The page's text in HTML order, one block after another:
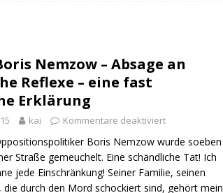
Nemzow – Absage an
Reflexe – eine fast
Erklärung
kai Kommentare deaktiviert
Boris Nemzow wurde soeben
Straße gemeuchelt. Eine schändliche Tat! Ich
jede Einschränkung! Seiner Familie, seinen
die durch den Mord schockiert sind, gehört mein